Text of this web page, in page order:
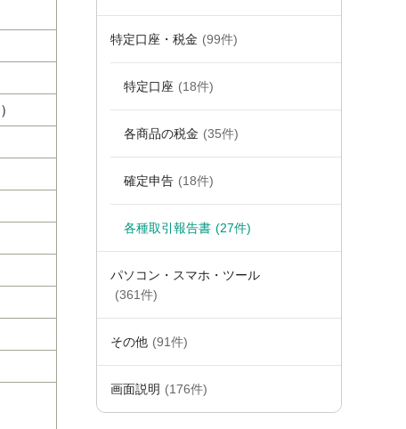
特定口座・税金 (99件)
特定口座 (18件)
各商品の税金 (35件)
確定申告 (18件)
各種取引報告書 (27件)
パソコン・スマホ・ツール
(361件)
その他 (91件)
画面説明 (176件)